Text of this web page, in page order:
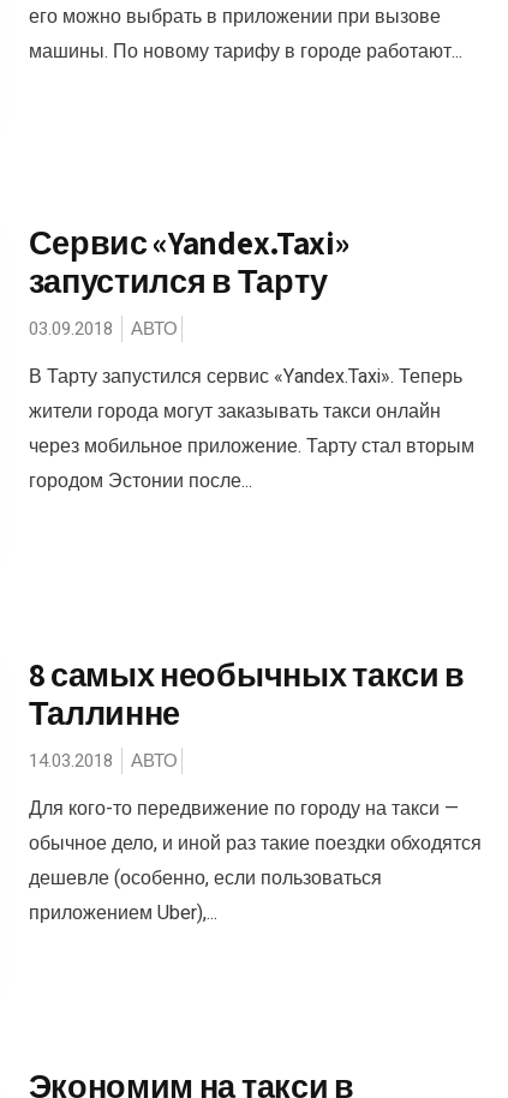
его можно выбрать в приложении при вызове
машины. По новому тарифу в городе работают...
Сервис «Yandex.Taxi»
запустился в Тарту
03.09.2018 АВТО
В Тарту запустился сервис «Yandex.Taxi». Теперь
жители города могут заказывать такси онлайн
через мобильное приложение. Тарту стал вторым
городом Эстонии после...
8 самых необычных такси в
Таллинне
14.03.2018 АВТО
Для кого-то передвижение по городу на такси —
обычное дело, и иной раз такие поездки обходятся
дешевле (особенно, если пользоваться
приложением Uber),...
Экономим на такси в